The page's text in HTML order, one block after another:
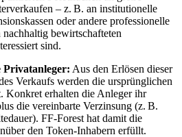
– z. B. an institutionelle
oder andere professionelle
nachhaltig bewirtschafteten
sind.
Privatanleger: Aus den Erlösen dieser
Verkaufs werden die ursprünglichen
Konkret erhalten die Anleger ihr
die vereinbarte Verzinsung (z. B.
FF-Forest hat damit die
den Token-Inhabern erfüllt.